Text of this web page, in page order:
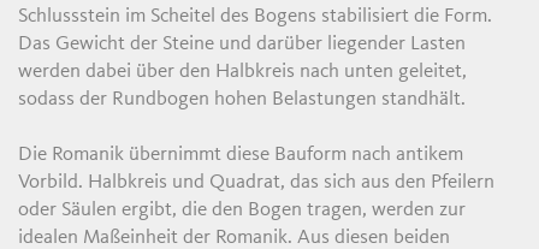
Schlussstein im Scheitel des Bogens stabilisiert die Form.
Das Gewicht der Steine und darüber liegender Lasten
werden dabei über den Halbkreis nach unten geleitet,
sodass der Rundbogen hohen Belastungen standhält.
Die Romanik übernimmt diese Bauform nach antikem
Vorbild. Halbkreis und Quadrat, das sich aus den Pfeilern
oder Säulen ergibt, die den Bogen tragen, werden zur
idealen Maßeinheit der Romanik. Aus diesen beiden